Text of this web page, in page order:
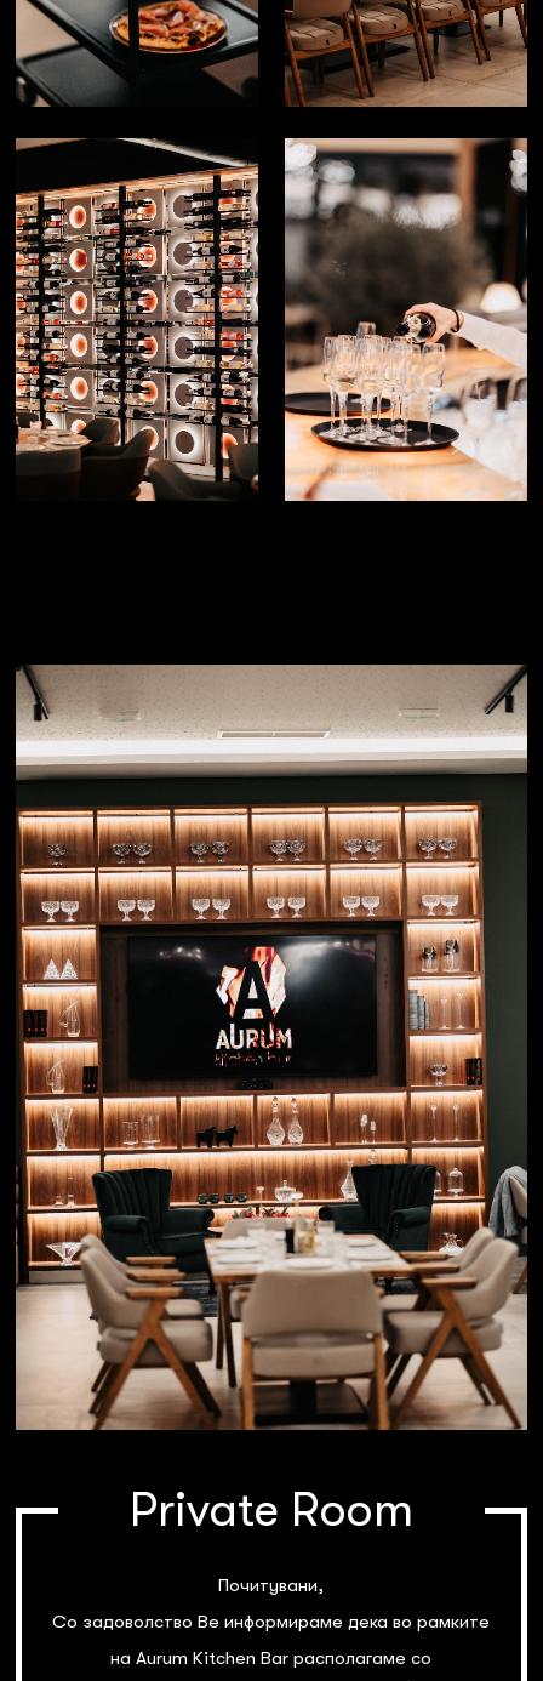
Private Room
Почитувани,
Со задоволство Ве информираме дека во рамките
на Aurum Kitchen Bar располагаме со